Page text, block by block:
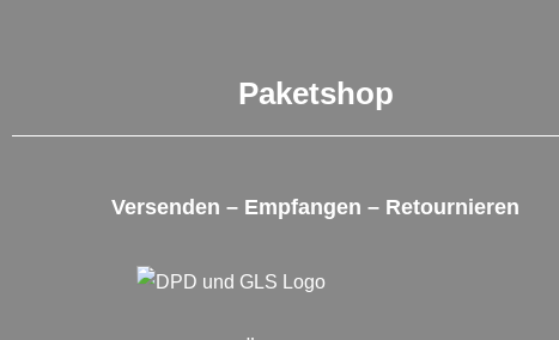
Paketshop
Versenden – Empfangen – Retournieren